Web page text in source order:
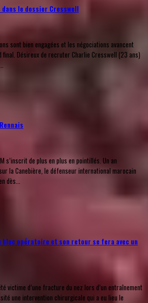
dans le dossier Cresswell
sont bien engagées et les négociations avancent
final. Désireux de recruter Charlie Cresswell (23 ans)
s’inscrit de plus en plus en pointillés. Un an
la Canebière, le défenseur international marocain
dès...
bloc opératoire et son retour se fera avec un
victime d’une fracture du nez lors d’un entraînement
une intervention chirurgicale qui a eu lieu le